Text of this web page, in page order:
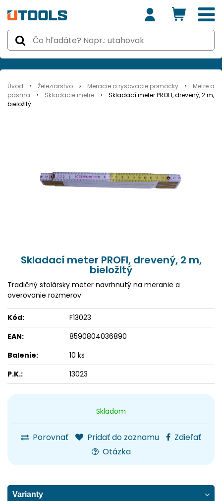
Úvod Železiarstvo Meracie a rysovacie pomôcky
Metre a
pásma
Skladacie metre
Skladací meter PROFI, drevený, 2 m,
bieložltý
Skladom
Porovnať Pridať do zoznamu
Zdieľať
Otázka
Skladací meter PROFI, drevený, 2 m,
bieložltý
Tradičný stolársky meter navrhnutý na meranie a
overovanie rozmerov
Kód:
F13023
EAN:
8590804036890
Balenie:
10 ks
P.K.:
13023
Varianty